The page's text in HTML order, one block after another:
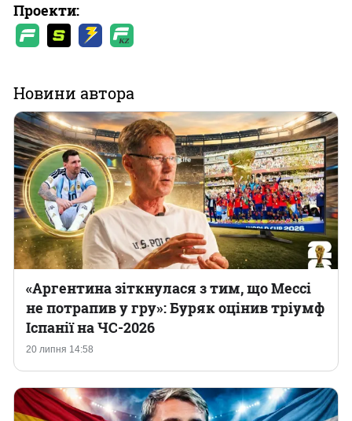
Проекти:
Новини автора
20 липня 14:58
«Аргентина зіткнулася з тим, що Мессі
не потрапив у гру»: Буряк оцінив тріумф
Іспанії на ЧС-2026